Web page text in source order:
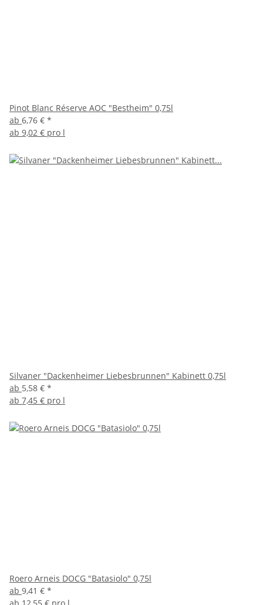
Pinot Blanc Réserve AOC "Bestheim" 0,75l
ab 6,76 € *
ab 9,02 € pro l
Silvaner "Dackenheimer Liebesbrunnen" Kabinett 0,75l
ab 5,58 € *
ab 7,45 € pro l
Roero Arneis DOCG "Batasiolo" 0,75l
ab 9,41 € *